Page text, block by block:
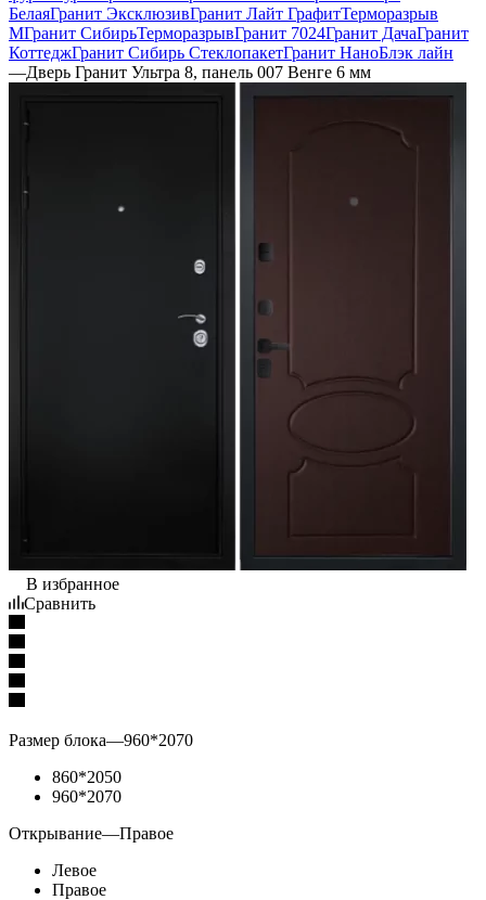
БелаяГранит ЭксклюзивГранит Лайт ГрафитТерморазрыв
МГранит СибирьТерморазрывГранит 7024Гранит ДачаГранит
КоттеджГранит Сибирь СтеклопакетГранит НаноБлэк лайн
—Дверь Гранит Ультра 8, панель 007 Венге 6 мм
В избранное
Сравнить
Размер блока—960*2070
860*2050
960*2070
Открывание—Правое
Левое
Правое